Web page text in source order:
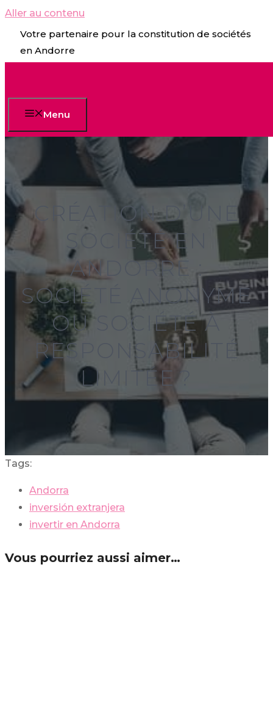
Aller au contenu
Votre partenaire pour la constitution de sociétés
en Andorre
Menu
CRÉATION D’UNE
SOCIÉTÉ EN
ANDORRE :
SOCIÉTÉ ANONYME
OU SOCIÉTÉ À
RESPONSABILITÉ
LIMITÉE ?
Tags:
Andorra
inversión extranjera
invertir en Andorra
Vous pourriez aussi aimer…